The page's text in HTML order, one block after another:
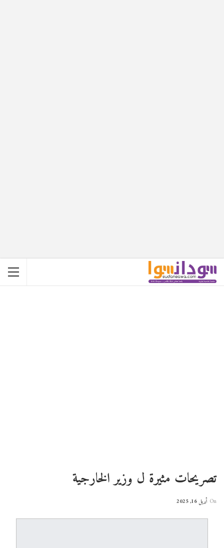
تصريحات مثيرة ل وزير الخارجية
On أبريل 16, 2025